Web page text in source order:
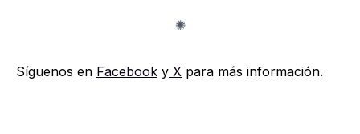
Síguenos en Facebook y X para más información.